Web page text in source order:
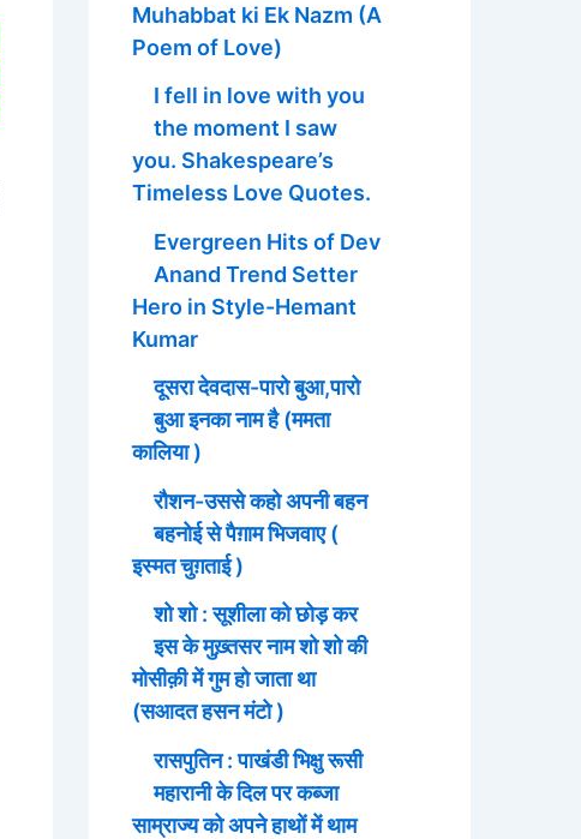
Muhabbat ki Ek Nazm (A
Poem of Love)
I fell in love with you
the moment I saw
you. Shakespeare’s
Timeless Love Quotes.
Evergreen Hits of Dev
Anand Trend Setter
Hero in Style-Hemant
Kumar
दूसरा देवदास-पारो बुआ,पारो
बुआ इनका नाम है (ममता
कालिया )
रौशन-उससे कहो अपनी बहन
बहनोई से पैग़ाम भिजवाए (
इस्मत चुग़ताई )
शो शो : सूशीला को छोड़ कर
इस के मुख़्तसर नाम शो शो की
मोसीक़ी में गुम हो जाता था
(सआदत हसन मंटो )
रासपुतिन : पाखंडी भिक्षु रूसी
महारानी के दिल पर कब्जा
साम्राज्य को अपने हाथों में थाम